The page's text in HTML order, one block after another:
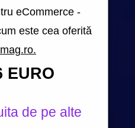
eCommerce -
este cea oferită
EURO
de pe alte